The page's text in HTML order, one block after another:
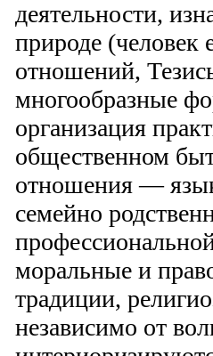
деятельности,
природе (человек
отношений,
многообразные
организация
общественном
отношения —
семейно
моральные и
традиции,
независимо от